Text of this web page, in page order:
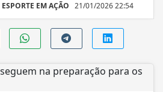
ESPORTE EM AÇÃO 21/01/2026 22:54